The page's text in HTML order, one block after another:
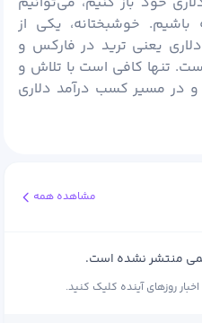
باشیم. خوشبختانه، یکی از
یعنی ترید در فارکس و
تنها کافی است با تلاش و
و در مسیر کسب درآمد دلاری
مشاهده همه
منتشر نشده است.
روزهای آینده کلیک کنید.